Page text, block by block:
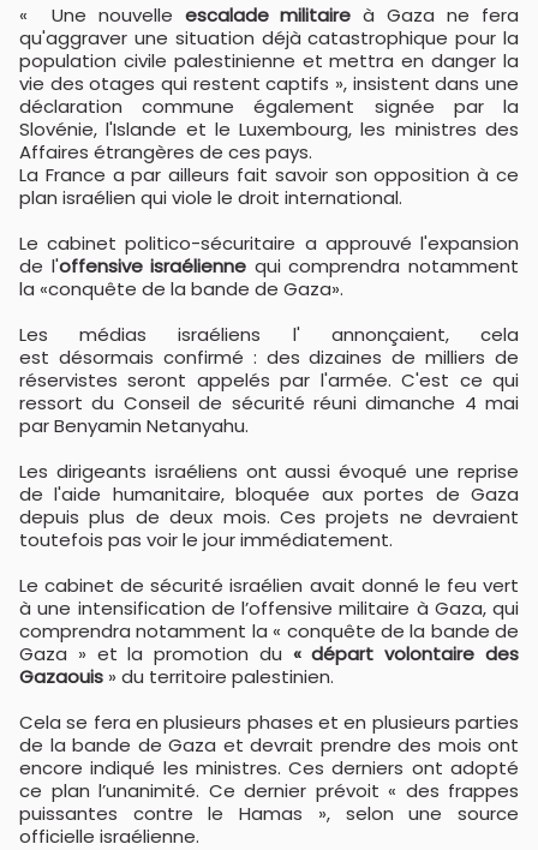
« Une nouvelle escalade militaire à Gaza ne fera
qu'aggraver une situation déjà catastrophique pour la
population civile palestinienne et mettra en danger la
vie des otages qui restent captifs », insistent dans une
déclaration commune également signée par la
Slovénie, l'Islande et le Luxembourg, les ministres des
Affaires étrangères de ces pays.
La France a par ailleurs fait savoir son opposition à ce
plan israélien qui viole le droit international.
Le cabinet politico-sécuritaire a approuvé l'expansion
de l'offensive israélienne qui comprendra notamment
la «conquête de la bande de Gaza».
Les médias israéliens l' annonçaient, cela
est désormais confirmé : des dizaines de milliers de
réservistes seront appelés par l'armée. C'est ce qui
ressort du Conseil de sécurité réuni dimanche 4 mai
par Benyamin Netanyahu.
Les dirigeants israéliens ont aussi évoqué une reprise
de l'aide humanitaire, bloquée aux portes de Gaza
depuis plus de deux mois. Ces projets ne devraient
toutefois pas voir le jour immédiatement.
Le cabinet de sécurité israélien avait donné le feu vert
à une intensification de l’offensive militaire à Gaza, qui
comprendra notamment la « conquête de la bande de
Gaza » et la promotion du « départ volontaire des
Gazaouis » du territoire palestinien.
Cela se fera en plusieurs phases et en plusieurs parties
de la bande de Gaza et devrait prendre des mois ont
encore indiqué les ministres. Ces derniers ont adopté
ce plan l’unanimité. Ce dernier prévoit « des frappes
puissantes contre le Hamas », selon une source
officielle israélienne.